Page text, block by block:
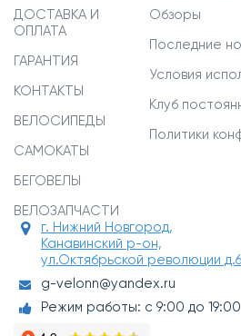
ДОСТАВКА И
ОПЛАТА
ГАРАНТИЯ
КОНТАКТЫ
ВЕЛОСИПЕДЫ
САМОКАТЫ
БЕГОВЕЛЫ
ВЕЛОЗАПЧАСТИ
Обзоры
Последние
Условия
Клуб
Политики
г. Нижний Новгород,
Канавинский р-он,
ул.Октябрьской революции
g-velonn@yandex.ru
Режим работы: с 9:00 до 19:00